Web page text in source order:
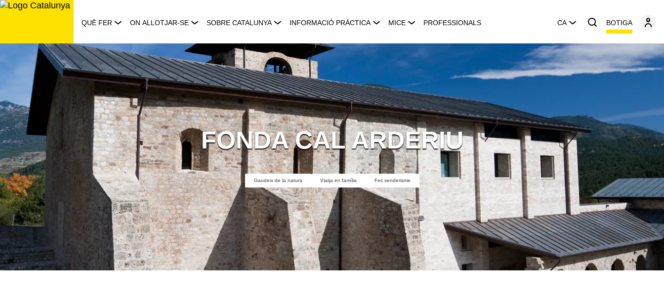
Saltar
QUÈ FER ON ALLOTJAR-SE SOBRE CATALUNYA INFORMACIÓ PRÀCTICA MICE PROFESSIONALS CA BOTIGA
FONDA CAL ARDERIU
Gaudeix de la natura Viatja en família Fes senderisme